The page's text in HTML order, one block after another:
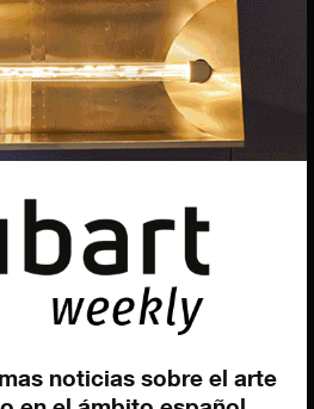
noticias sobre el arte
diseño web